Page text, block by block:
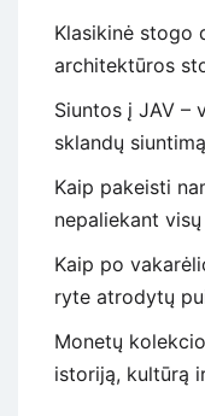
Klasikinė stogo
architektūros
Siuntos į JAV –
sklandų
Kaip pakeisti
nepaliekant
Kaip po
ryte atrodytų
Monetų
istoriją, kultūrą